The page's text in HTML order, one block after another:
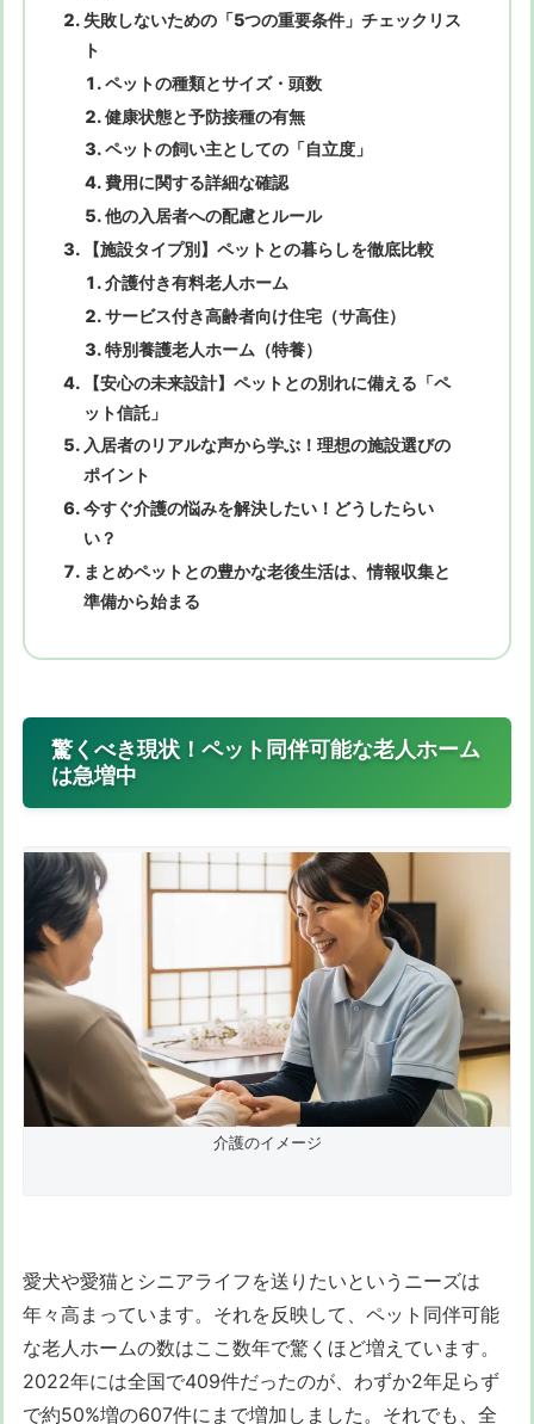
失敗しないための「5つの重要条件」チェックリス
ト
ペットの種類とサイズ・頭数
健康状態と予防接種の有無
ペットの飼い主としての「自立度」
費用に関する詳細な確認
他の入居者への配慮とルール
【施設タイプ別】ペットとの暮らしを徹底比較
介護付き有料老人ホーム
サービス付き高齢者向け住宅（サ高住）
特別養護老人ホーム（特養）
【安心の未来設計】ペットとの別れに備える「ペ
ット信託」
入居者のリアルな声から学ぶ！理想の施設選びの
ポイント
今すぐ介護の悩みを解決したい！どうしたらい
い？
まとめペットとの豊かな老後生活は、情報収集と
準備から始まる
驚くべき現状！ペット同伴可能な老人ホーム
は急増中
介護のイメージ
愛犬や愛猫とシニアライフを送りたいというニーズは
年々高まっています。それを反映して、ペット同伴可能
な老人ホームの数はここ数年で驚くほど増えています。
2022年には全国で409件だったのが、わずか2年足らず
で約50%増の607件にまで増加しました。それでも、全